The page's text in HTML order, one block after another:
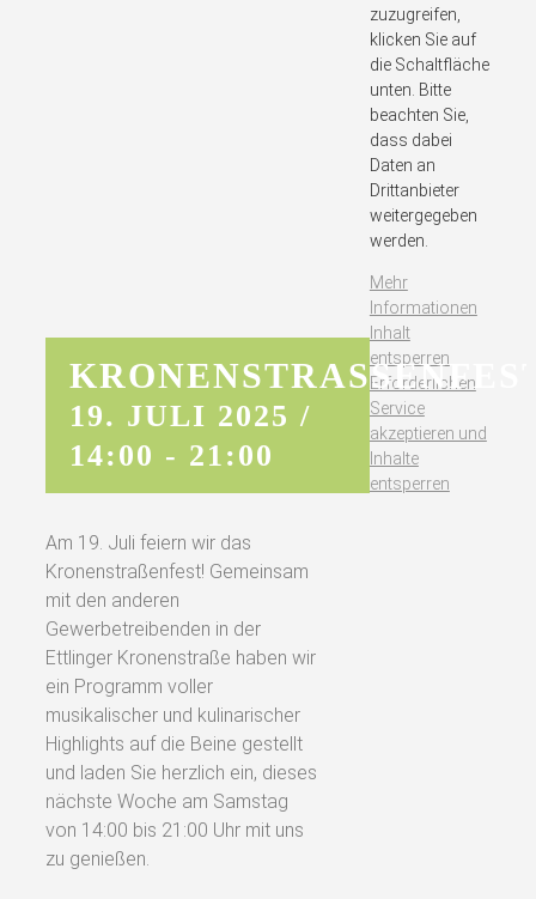
KRONENSTRASSENFEST
19. JULI 2025 /
14:00 - 21:00
Am 19. Juli feiern wir das
Kronenstraßenfest! Gemeinsam
mit den anderen
Gewerbetreibenden in der
Ettlinger Kronenstraße haben wir
ein Programm voller
musikalischer und kulinarischer
Highlights auf die Beine gestellt
und laden Sie herzlich ein, dieses
nächste Woche am Samstag
von 14:00 bis 21:00 Uhr mit uns
zu genießen.
zuzugreifen,
klicken Sie auf
die Schaltfläche
unten. Bitte
beachten Sie,
dass dabei
Daten an
Drittanbieter
weitergegeben
werden.
Mehr
Informationen
Inhalt
entsperren
Erforderlichen
Service
akzeptieren und
Inhalte
entsperren